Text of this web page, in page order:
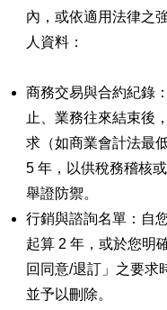
內，或依適用法律之
人資料：
商務交易與合約紀錄
止、業務往來結束後
求（如商業會計法最
5 年，以供稅務稽核
舉證防禦。
行銷與諮詢名單：自
起算 2 年，或於您明
回同意/退訂」之要求
並予以刪除。